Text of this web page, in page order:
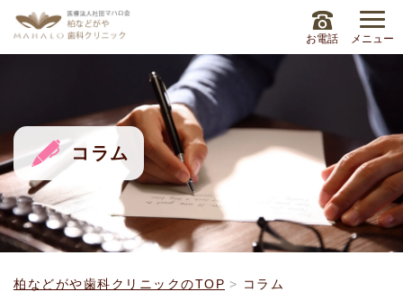
お電話 メニュー
コラム
柏などがや歯科クリニックのTOP コラム